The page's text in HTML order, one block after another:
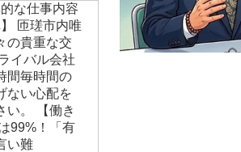
な仕事内容
匝瑳市内唯
の貴重な交
イバル会社
間毎時間の
ない心配を
い。 【働き
99%！「有
い難